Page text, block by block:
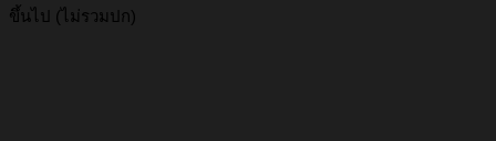
ขึ้นไป (ไม่รวมปก)